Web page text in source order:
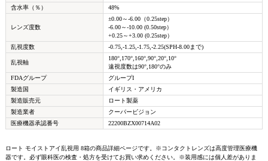
含水率（％）
48%
レンズ度数
±0.00～-6.00（0.25step）
-6.00～-10.00 (0.50step）
+0.25～+3.00 (0.25step）
乱視度数
-0.75,-1.25,-1.75,-2.25(SPH-8.00まで)
乱視軸
180°,170°,160°,90°,20°,10°
遠視度数は90°,180°のみ
FDAグループ
グループI
製造国
イギリス・アメリカ
製造販売元
ロート製薬
製造業者
クーパービジョン
医療機器承認番号
22200BZX00714A02
ロート モイストアイ乱視用 8箱の商品詳細ページです。※コンタクトレンズは高度管理医療機
器です。必ず眼科医の検査・処方を受けてお買い求めください。※装用感には個人差がありま